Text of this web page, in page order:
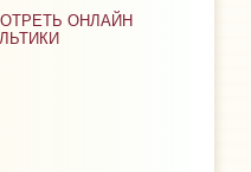
ОНЛАЙН